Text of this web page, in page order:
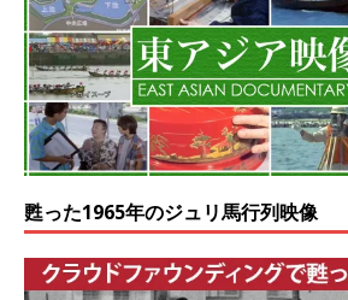
甦った1965年のジュリ馬行列映像